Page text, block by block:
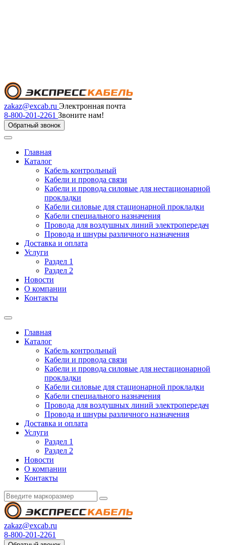
zakaz@excab.ru Электронная почта
8-800-201-2261 Звоните нам!
Обратный звонок
Главная
Каталог
Кабель контрольный
Кабели и провода связи
Кабели и провода силовые для нестационарной
прокладки
Кабели силовые для стационарной прокладки
Кабели специального назначения
Провода для воздушных линий электропередач
Провода и шнуры различного назначения
Доставка и оплата
Услуги
Раздел 1
Раздел 2
Новости
О компании
Контакты
Главная
Каталог
Кабель контрольный
Кабели и провода связи
Кабели и провода силовые для нестационарной
прокладки
Кабели силовые для стационарной прокладки
Кабели специального назначения
Провода для воздушных линий электропередач
Провода и шнуры различного назначения
Доставка и оплата
Услуги
Раздел 1
Раздел 2
Новости
О компании
Контакты
zakaz@excab.ru
8-800-201-2261